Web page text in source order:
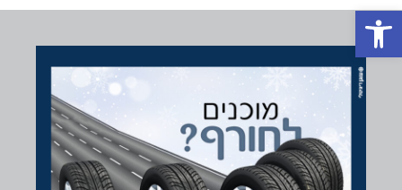
פתח סרגל נגישות